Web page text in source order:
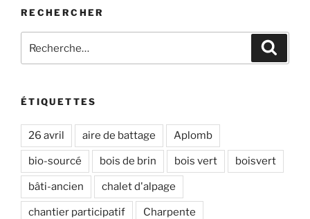
RECHERCHER
pour
ÉTIQUETTES
26 avril aire de battage Aplomb
bio-sourcé bois de brin bois vert boisvert
bâti-ancien chalet d'alpage
chantier participatif Charpente